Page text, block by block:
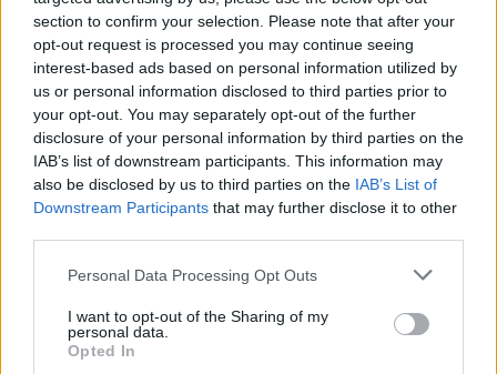
section to confirm your selection. Please note that after your
opt-out request is processed you may continue seeing
interest-based ads based on personal information utilized by
us or personal information disclosed to third parties prior to
your opt-out. You may separately opt-out of the further
disclosure of your personal information by third parties on the
IAB’s list of downstream participants. This information may
also be disclosed by us to third parties on the IAB’s List of
Downstream Participants that may further disclose it to other
Personal Data Processing Opt Outs
I want to opt-out of the Sharing of my
personal data.
Opted In
Polityka
04 października 2019, 17:15
Przełomowa decyzja USA! Donald